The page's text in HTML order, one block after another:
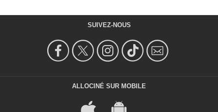
SUIVEZ-NOUS
ALLOCINÉ SUR MOBILE